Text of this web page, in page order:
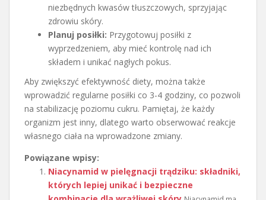
niezbędnych kwasów tłuszczowych, sprzyjając
zdrowiu skóry.
Planuj posiłki: Przygotowuj posiłki z
wyprzedzeniem, aby mieć kontrolę nad ich
składem i unikać nagłych pokus.
Aby zwiększyć efektywność diety, można także
wprowadzić regularne posiłki co 3-4 godziny, co pozwoli
na stabilizację poziomu cukru. Pamiętaj, że każdy
organizm jest inny, dlatego warto obserwować reakcje
własnego ciała na wprowadzone zmiany.
Powiązane wpisy:
Niacynamid w pielęgnacji trądziku: składniki,
których lepiej unikać i bezpieczne